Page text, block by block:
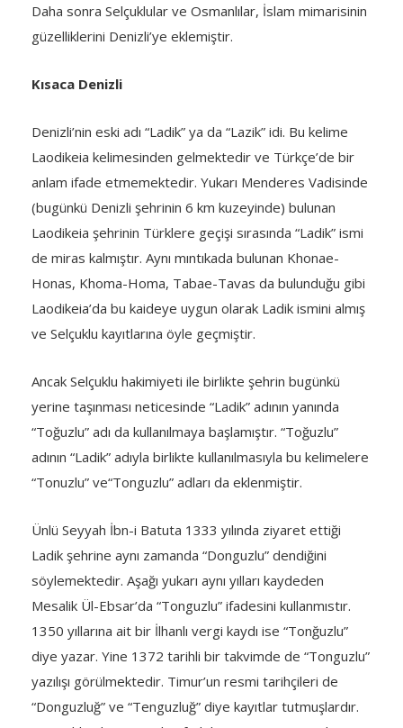
Daha sonra Selçuklular ve Osmanlılar, İslam mimarisinin
güzelliklerini Denizli’ye eklemiştir.
Kısaca Denizli
Denizli’nin eski adı “Ladik” ya da “Lazik” idi. Bu kelime
Laodikeia kelimesinden gelmektedir ve Türkçe’de bir
anlam ifade etmemektedir. Yukarı Menderes Vadisinde
(bugünkü Denizli şehrinin 6 km kuzeyinde) bulunan
Laodikeia şehrinin Türklere geçişi sırasında “Ladik” ismi
de miras kalmıştır. Aynı mıntıkada bulunan Khonae-
Honas, Khoma-Homa, Tabae-Tavas da bulunduğu gibi
Laodikeia’da bu kaideye uygun olarak Ladik ismini almış
ve Selçuklu kayıtlarına öyle geçmiştir.
Ancak Selçuklu hakimiyeti ile birlikte şehrin bugünkü
yerine taşınması neticesinde “Ladik” adının yanında
“Toğuzlu” adı da kullanılmaya başlamıştır. “Toğuzlu”
adının “Ladik” adıyla birlikte kullanılmasıyla bu kelimelere
“Tonuzlu” ve“Tonguzlu” adları da eklenmiştir.
Ünlü Seyyah İbn-i Batuta 1333 yılında ziyaret ettiği
Ladik şehrine aynı zamanda “Donguzlu” dendiğini
söylemektedir. Aşağı yukarı aynı yılları kaydeden
Mesalik Ül-Ebsar’da “Tonguzlu” ifadesini kullanmıstır.
1350 yıllarına ait bir İlhanlı vergi kaydı ise “Tonğuzlu”
diye yazar. Yine 1372 tarihli bir takvimde de “Tonguzlu”
yazılışı görülmektedir. Timur’un resmi tarihçileri de
“Donguzluğ” ve “Tenguzluğ” diye kayıtlar tutmuşlardır.